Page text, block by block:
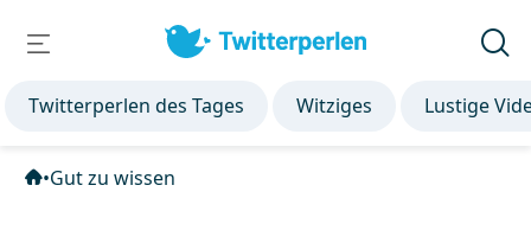
Twitterperlen des Tages Witziges Lustige
•Gut zu wissen